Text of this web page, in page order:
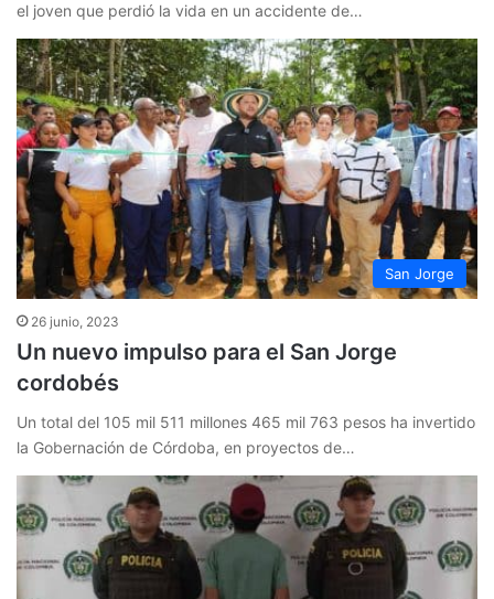
el joven que perdió la vida en un accidente de…
San Jorge
26 junio, 2023
Un nuevo impulso para el San Jorge
cordobés
Un total del 105 mil 511 millones 465 mil 763 pesos ha invertido
la Gobernación de Córdoba, en proyectos de…